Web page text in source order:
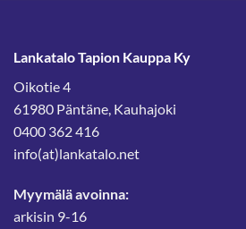
Lankatalo Tapion Kauppa Ky
Oikotie 4
61980 Päntäne, Kauhajoki
0400 362 416
info(at)lankatalo.net
Myymälä avoinna:
arkisin 9-16